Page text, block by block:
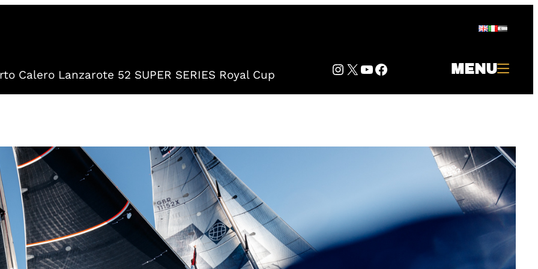
Calero Lanzarote 52 SUPER SERIES Royal Cup Instagram
Twitter
YouTube
Facebook MENU